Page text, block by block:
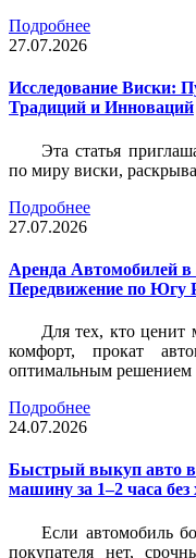
Подробнее
27.07.2026
Исследование Виски:
Традиций и Инноваций
Эта статья
по миру виски,
Подробнее
27.07.2026
Аренда Автомобилей
Передвижение по Югу
Для тех, кто ценит
комфорт, прокат
оптимальным решением
Подробнее
24.07.2026
Быстрый выкуп авто в
машину за 1–2 часа без
Если автомобиль
покупателя нет,